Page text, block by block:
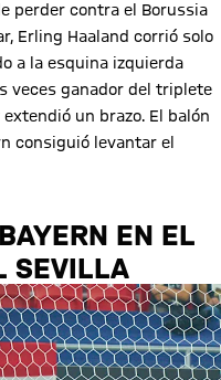
perder contra el Borussia
Erling Haaland corrió solo
a la esquina izquierda
veces ganador del triplete
un brazo. El balón
consiguió levantar el
EN EL
SEVILLA